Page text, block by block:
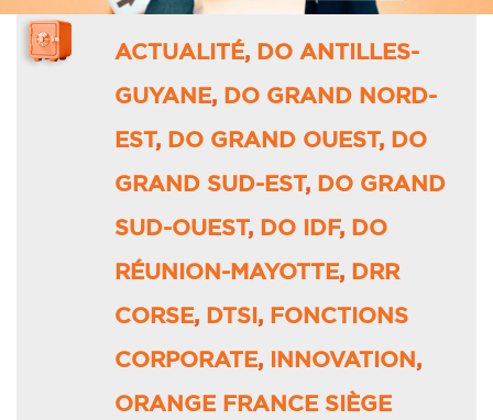
ACTUALITÉ, DO ANTILLES-
GUYANE, DO GRAND NORD-
EST , DO GRAND OUEST , DO
GRAND SUD-EST , DO GRAND
SUD-OUEST , DO IDF, DO
RÉUNION-MAYOTTE, DRR
CORSE, DTSI , FONCTIONS
CORPORATE, INNOVATION ,
ORANGE FRANCE SIÈGE